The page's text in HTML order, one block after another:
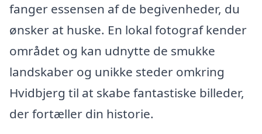
fanger essensen af de begivenheder, du
ønsker at huske. En lokal fotograf kender
området og kan udnytte de smukke
landskaber og unikke steder omkring
Hvidbjerg til at skabe fantastiske billeder,
der fortæller din historie.